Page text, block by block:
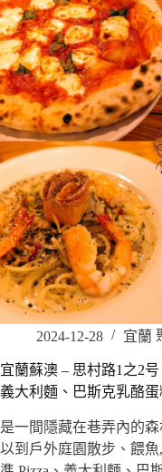
2024-12-28 宜蘭
宜蘭蘇澳 – 思村路1之2
義大利麵、巴斯克乳酪蛋
是一間隱藏在巷弄內的
以到戶外庭園散步、餵